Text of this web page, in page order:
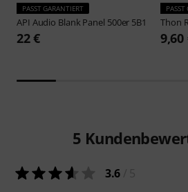
PASST GARANTIERT
API Audio Blank Panel 500er 5B1
22 €
Thon
9,60
5
3.6